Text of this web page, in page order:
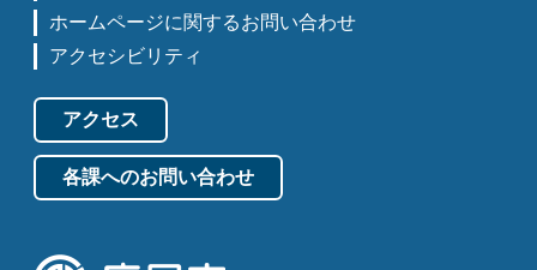
ホームページに関するお問い合わせ
アクセシビリティ
アクセス
各課へのお問い合わせ